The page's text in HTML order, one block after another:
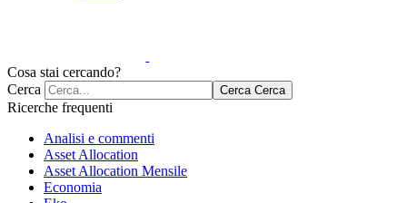
Cosa stai cercando?
Cerca
Cerca Cerca
Ricerche frequenti
Analisi e commenti
Asset Allocation
Asset Allocation Mensile
Economia